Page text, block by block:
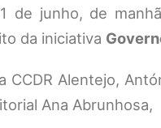
de junho, de
da iniciativa
CCDR Alentejo,
Ana Abrunhosa,